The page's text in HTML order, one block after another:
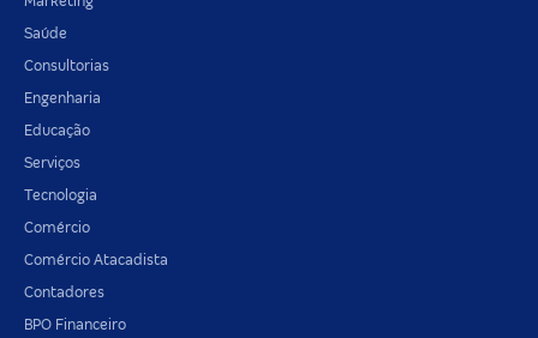
Saúde
Consultorias
Engenharia
Educação
Serviços
Tecnologia
Comércio
Comércio Atacadista
Contadores
BPO Financeiro